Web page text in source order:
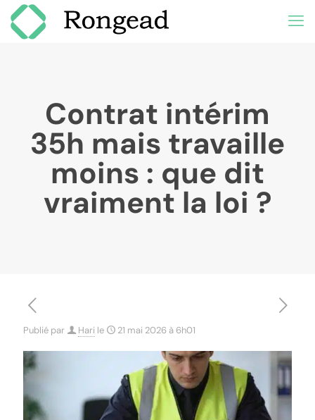
Contrat intérim
35h mais travaille
moins : que dit
vraiment la loi ?
Publié par Hari le 21 mai 2026 à 6h01